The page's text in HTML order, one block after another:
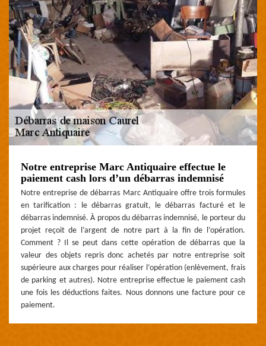
Notre entreprise Marc Antiquaire effectue le
paiement cash lors d’un débarras indemnisé
Notre entreprise de débarras Marc Antiquaire offre trois formules
en tarification : le débarras gratuit, le débarras facturé et le
débarras indemnisé. À propos du débarras indemnisé, le porteur du
projet reçoit de l’argent de notre part à la fin de l’opération.
Comment ? Il se peut dans cette opération de débarras que la
valeur des objets repris donc achetés par notre entreprise soit
supérieure aux charges pour réaliser l’opération (enlèvement, frais
de parking et autres). Notre entreprise effectue le paiement cash
une fois les déductions faites. Nous donnons une facture pour ce
paiement.